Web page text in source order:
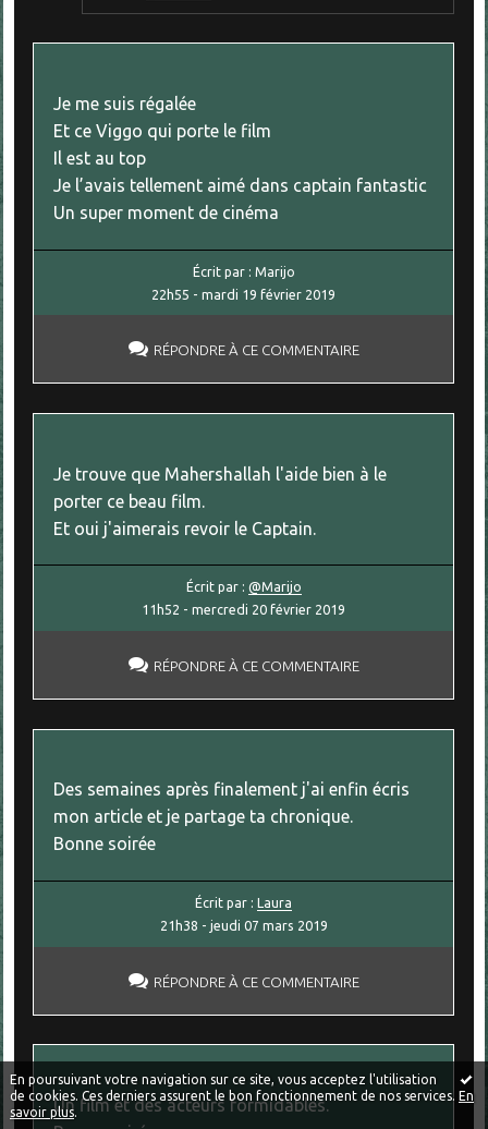
En poursuivant votre navigation sur ce site, vous acceptez l'utilisation
de cookies. Ces derniers assurent le bon fonctionnement de nos services. En
savoir plus.
Je me suis régalée
Et ce Viggo qui porte le film
Il est au top
Je l’avais tellement aimé dans captain fantastic
Un super moment de cinéma
Écrit par : Marijo
22h55 -mardi 19 février 2019
RÉPONDRE À CE COMMENTAIRE
Je trouve que Mahershallah l'aide bien à le
porter ce beau film.
Et oui j'aimerais revoir le Captain.
Écrit par : @Marijo
11h52 -mercredi 20 février 2019
RÉPONDRE À CE COMMENTAIRE
Des semaines après finalement j'ai enfin écris
mon article et je partage ta chronique.
Bonne soirée
Écrit par :Laura
21h38 - jeudi 07 mars 2019
RÉPONDRE À CE COMMENTAIRE
Un film et des acteurs formidables.